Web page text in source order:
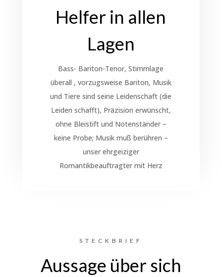
Helfer in allen
Lagen
Bass- Bariton-Tenor, Stimmlage
überall , vorzugsweise Bariton, Musik
und Tiere sind seine Leidenschaft (die
Leiden schafft), Präzision erwünscht,
ohne Bleistift und Notenständer –
keine Probe; Musik muß berühren –
unser ehrgeiziger
Romantikbeauftragter mit Herz
STECKBRIEF
Aussage über sich